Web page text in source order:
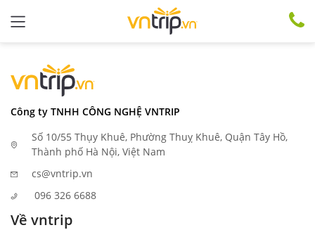
Công ty TNHH CÔNG NGHỆ VNTRIP
Số 10/55 Thụy Khuê, Phường Thuỵ Khuê, Quận Tây Hồ,
Thành phố Hà Nội, Việt Nam
cs@vntrip.vn
096 326 6688
Về vntrip